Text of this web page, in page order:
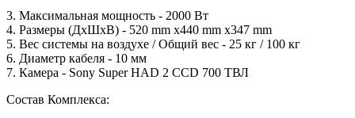
3. Максимальная мощность - 2000 Вт
4. Размеры (ДxШxВ) - 520 mm x440 mm x347 mm
5. Вес системы на воздухе / Общий вес - 25 кг / 100 кг
6. Диаметр кабеля - 10 мм
7. Камера - Sony Super HAD 2 CCD 700 ТВЛ
Состав Комплекса: